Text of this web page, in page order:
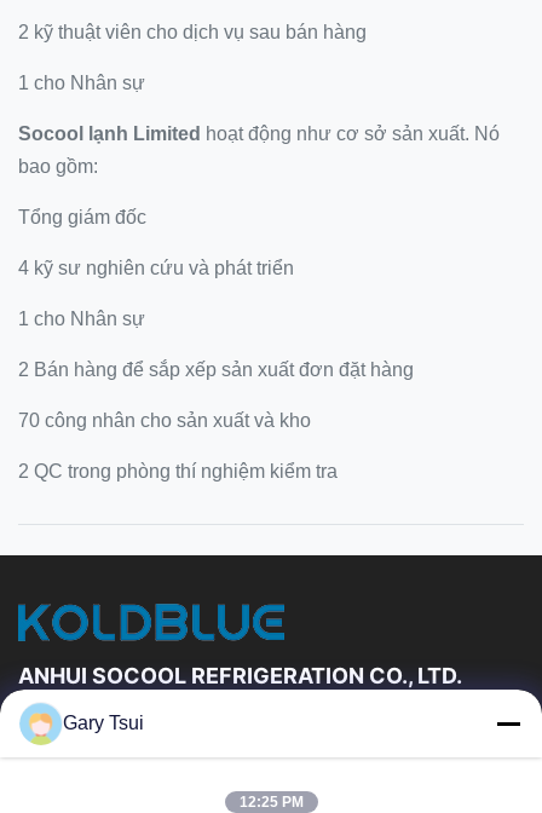
2 kỹ thuật viên cho dịch vụ sau bán hàng
1 cho Nhân sự
Socool lạnh Limited hoạt động như cơ sở sản xuất. Nó
bao gồm:
Tổng giám đốc
4 kỹ sư nghiên cứu và phát triển
1 cho Nhân sự
2 Bán hàng để sắp xếp sản xuất đơn đặt hàng
70 công nhân cho sản xuất và kho
2 QC trong phòng thí nghiệm kiểm tra
ANHUI SOCOOL REFRIGERATION CO., LTD.
Đường Dẫn Nhanh
Gary Tsui
12:25 PM